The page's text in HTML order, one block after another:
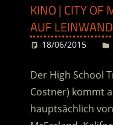
KINO | CITY OF
AUF LEINWAND
18/06/2015
Der High School
Costner) kommt
hauptsächlich